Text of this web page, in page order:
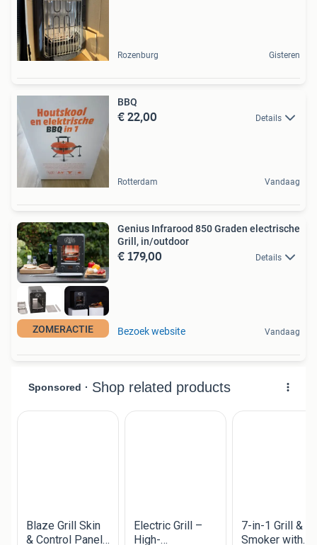
Rozenburg Gisteren
BBQ
€ 22,00 Details
Rotterdam Vandaag
ZOMERACTIE
Genius Infrarood 850 Graden electrische
Grill, in/outdoor
€ 179,00 Details
Bezoek website Vandaag